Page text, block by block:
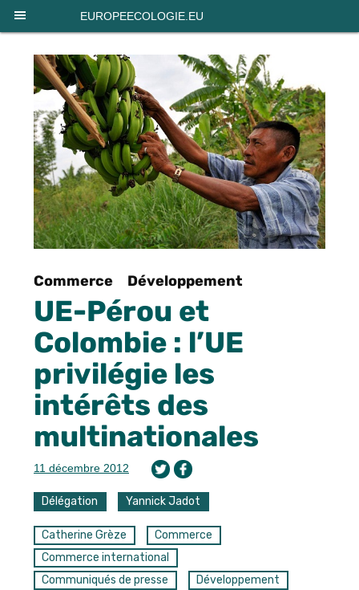
EUROPEECOLOGIE.EU
Commerce Développement
UE-Pérou et
Colombie : l’UE
privilégie les
intérêts des
multinationales
11 décembre 2012
Délégation Yannick Jadot
Catherine Grèze
Commerce
Commerce international
Communiqués de presse
Développement